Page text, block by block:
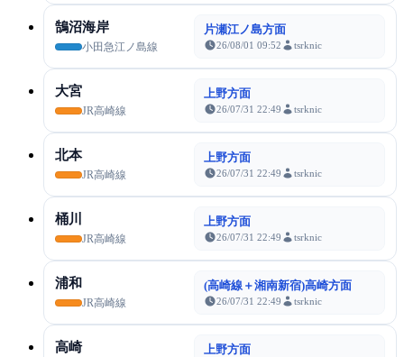
鵠沼海岸
小田急江ノ島線
片瀬江ノ島方面
26/08/01 09:52 tsrknic
大宮
JR高崎線
上野方面
26/07/31 22:49 tsrknic
北本
JR高崎線
上野方面
26/07/31 22:49 tsrknic
桶川
JR高崎線
上野方面
26/07/31 22:49 tsrknic
浦和
JR高崎線
(高崎線＋湘南新宿)高崎方面
26/07/31 22:49 tsrknic
高崎 上野方面